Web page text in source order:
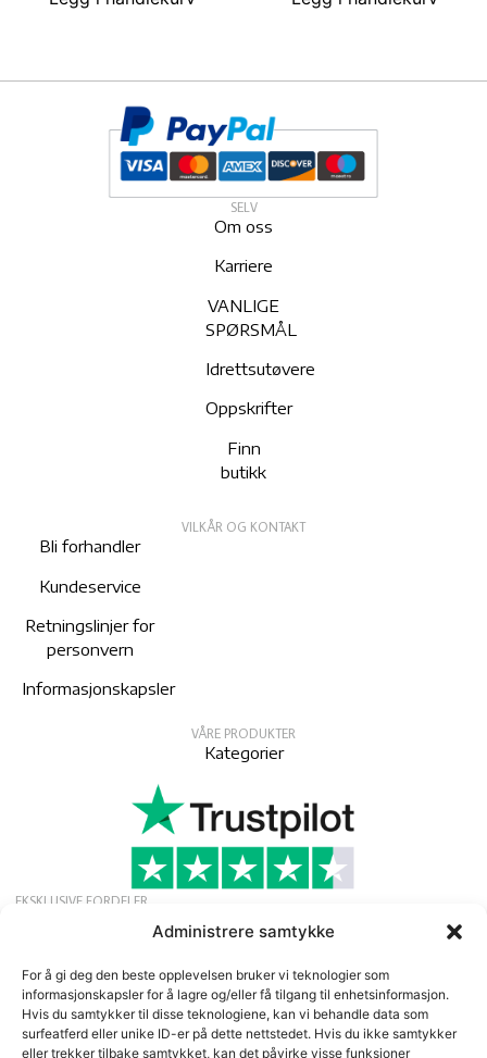
Administrere samtykke
For å gi deg den beste opplevelsen bruker vi teknologier som
informasjonskapsler for å lagre og/eller få tilgang til enhetsinformasjon.
Hvis du samtykker til disse teknologiene, kan vi behandle data som
surfeatferd eller unike ID-er på dette nettstedet. Hvis du ikke samtykker
eller trekker tilbake samtykket, kan det påvirke visse funksjoner
SELV
Om oss
Karriere
VANLIGE
SPØRSMÅL
Idrettsutøvere
Oppskrifter
Finn
butikk
VILKÅR OG KONTAKT
Bli forhandler
Kundeservice
Retningslinjer for
personvern
Informasjonskapsler
VÅRE PRODUKTER
Kategorier
EKSKLUSIVE FORDELER
Søk om gratis medlemskap for å motta
eksklusive tilbud, nyheter og arrangementer.
Nyhetsbrev